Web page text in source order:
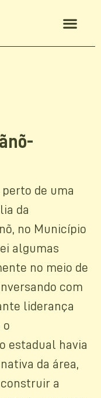
de uma
da
no Município
algumas
no meio de
com
liderança
o
estadual havia
da área,
a